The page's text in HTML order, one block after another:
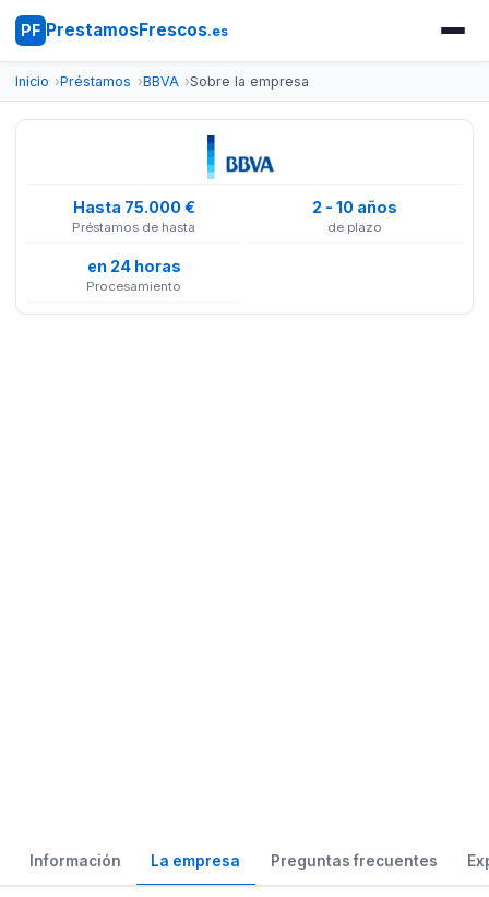
PF PrestamosFrescos.es
Inicio Préstamos BBVA Sobre la empresa
Hasta 75.000 €
Préstamos de hasta
2 - 10 años
de plazo
en 24 horas
Procesamiento
Información La empresa Preguntas frecuentes